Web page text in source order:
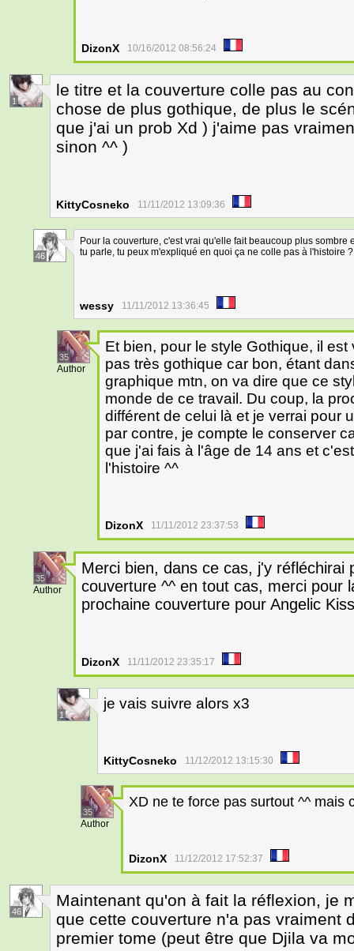
DizonX 10/16/2012 08:56:24
1
le titre et la couverture colle pas au
chose de plus gothique, de plus le
que j'ai un prob Xd ) j'aime pas
sinon ^^ )
KittyCosneko 11/11/2012 13:09:36
46
Pour la couverture, c'est vrai qu'elle fait beaucoup plus
tu parle, tu peux m'expliqué en quoi ça ne colle pas à l'histoire ?
wessy 11/11/2012 13:36:45
35
Author
Et bien, pour le style Gothique, il
pas très gothique car bon, étant
graphique mtn, on va dire que ce
monde de ce travail. Du coup, la
différent de celui là et je verrai pour
par contre, je compte le conserver
que j'ai fais à l'âge de 14 ans et
l'histoire ^^
DizonX 11/11/2012 23:37:53
35
Author
Merci bien, dans ce cas, j'y
couverture ^^ en tout cas, merci pour
prochaine couverture pour Angelic
DizonX 11/11/2012 23:35:17
1
je vais suivre alors x3
KittyCosneko 11/12/2012 13:15:30
35
Author
XD ne te force pas surtout ^^ mais
DizonX 11/12/2012 17:52:37
46
Maintenant qu'on à fait la réflexion, je
que cette couverture n'a pas vraiment
premier tome (peut être que Djila va